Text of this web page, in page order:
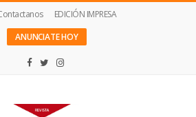
EDICIÓN IMPRESA
ANUNCIATE HOY